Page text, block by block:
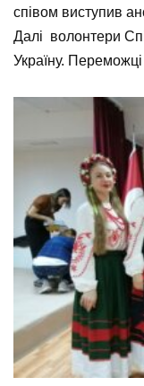
співом виступив
Далі волонтери
Україну.